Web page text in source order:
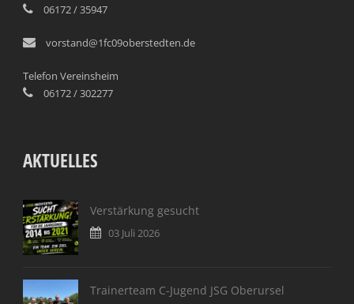
06172 / 35947
vorstand@1fc09oberstedten.de
Telefon Vereinsheim
06172 / 302277
AKTUELLES
Verstärkung gesucht
03 Juli 2026
Trainerteam C-Jugend JSG Oberursel